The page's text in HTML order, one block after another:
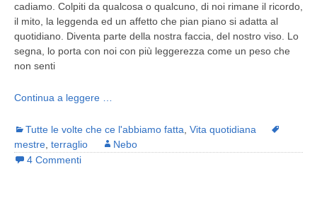
cadiamo. Colpiti da qualcosa o qualcuno, di noi rimane il ricordo,
il mito, la leggenda ed un affetto che pian piano si adatta al
quotidiano. Diventa parte della nostra faccia, del nostro viso. Lo
segna, lo porta con noi con più leggerezza come un peso che
non senti
Continua a leggere …
Tutte le volte che ce l'abbiamo fatta, Vita quotidiana
mestre, terraglio
Nebo
4 Commenti